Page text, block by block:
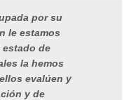
por su
le estamos
estado de
la hemos
evalúen y
y de